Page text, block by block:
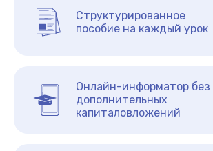
Структурированное
пособие на каждый урок
Онлайн-информатор без
дополнительных
капиталовложений